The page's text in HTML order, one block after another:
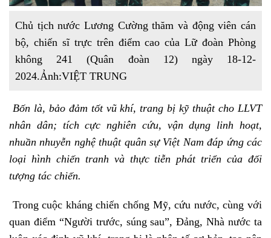
Chủ tịch nước Lương Cường thăm và động viên cán
bộ, chiến sĩ trực trên điểm cao của Lữ đoàn Phòng
không 241 (Quân đoàn 12) ngày 18-12-
2024.Ảnh:VIỆT TRUNG
Bốn là, bảo đảm tốt vũ khí, trang bị kỹ thuật cho LLVT
nhân dân; tích cực nghiên cứu, vận dụng linh hoạt,
nhuần nhuyễn nghệ thuật quân sự Việt Nam đáp ứng các
loại hình chiến tranh và thực tiễn phát triển của đối
tượng tác chiến.
Trong cuộc kháng chiến chống Mỹ, cứu nước, cùng với
quan điểm “Người trước, súng sau”, Đảng, Nhà nước ta